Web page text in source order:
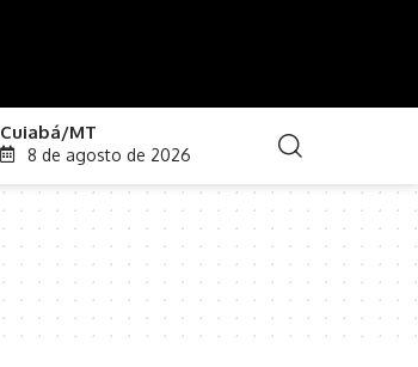
Cuiabá/MT
8 de agosto de 2026